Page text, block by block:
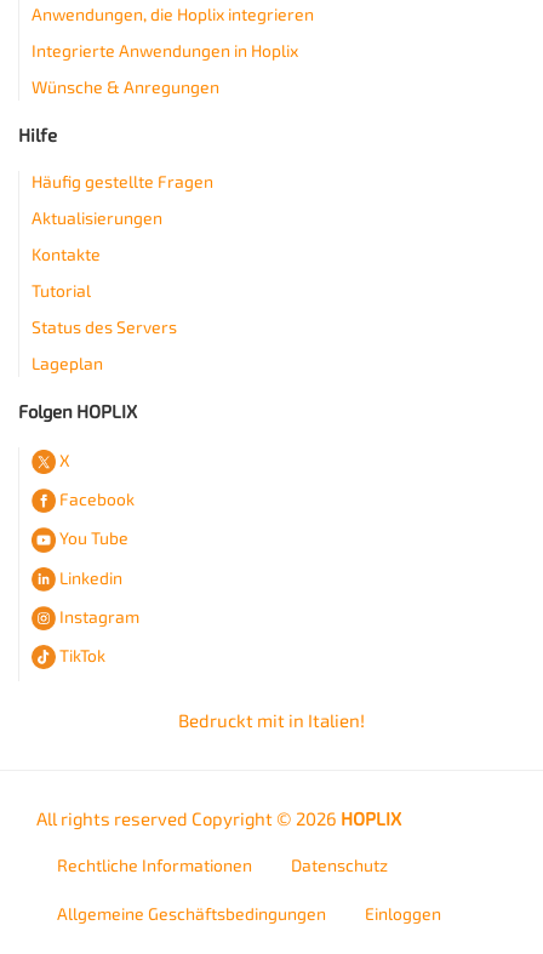
Anwendungen, die Hoplix integrieren
Integrierte Anwendungen in Hoplix
Wünsche & Anregungen
Hilfe
Häufig gestellte Fragen
Aktualisierungen
Kontakte
Tutorial
Status des Servers
Lageplan
Folgen HOPLIX
X
Facebook
You Tube
Linkedin
Instagram
TikTok
Bedruckt mit in Italien!
All rights reserved Copyright © 2026 HOPLIX
Rechtliche Informationen Datenschutz
Allgemeine Geschäftsbedingungen Einloggen